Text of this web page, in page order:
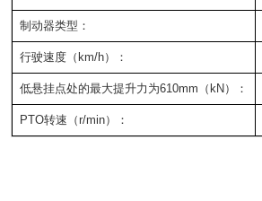
制动器类型：
行驶速度（km/h）：
低悬挂点处的最大提升力为610mm（kN）：
PTO转速（r/min）：